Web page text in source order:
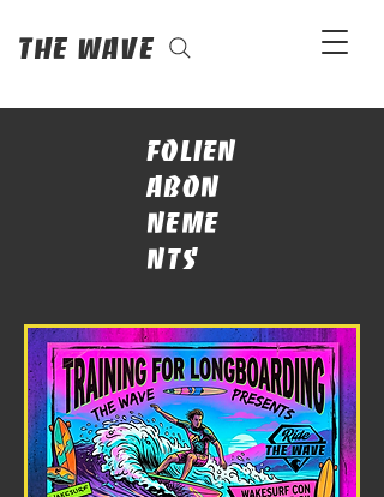
The Wave
Folien
abon
neme
nts